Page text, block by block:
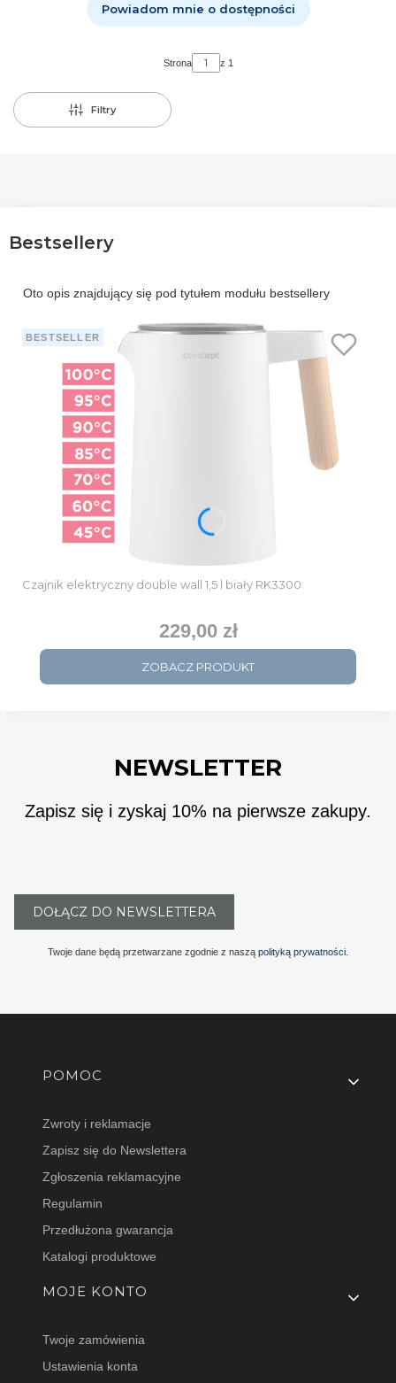
Powiadom mnie o dostępności
Strona z 1
Filtry
Bestsellery
Oto opis znajdujący się pod tytułem modułu bestsellery
BESTSELLER
Czajnik elektryczny double wall 1,5 l biały RK3300
Cena
229,00 zł
ZOBACZ PRODUKT
NEWSLETTER
Zapisz się i zyskaj 10% na pierwsze zakupy.
DOŁĄCZ DO NEWSLETTERA
Twoje dane będą przetwarzane zgodnie z naszą polityką prywatności
Linki w stopce
POMOC
Zwroty i reklamacje
Zapisz się do Newslettera
Zgłoszenia reklamacyjne
Regulamin
Przedłużona gwarancja
Katalogi produktowe
MOJE KONTO
Twoje zamówienia
Ustawienia konta